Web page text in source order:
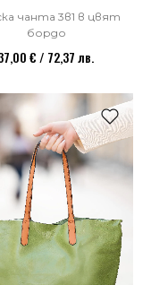
чанта 3в1 в цвят
бордо
€ / 72,37 лв.